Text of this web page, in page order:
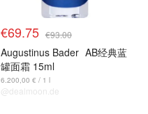
€69.75 €93.00
Augustinus Bader AB经典蓝
罐面霜 15ml
6.200,00 € / 1 l
@dealmoon.de